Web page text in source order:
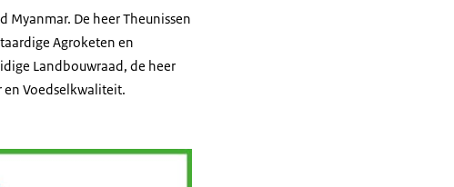
Myanmar. De heer Theunissen
Agroketen en
Landbouwraad, de heer
en Voedselkwaliteit.